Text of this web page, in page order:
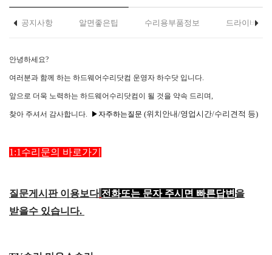
"노트북부서" 1월 임시휴가 안내
2025년 8월 휴가안내입니다.
2024년 한가위 휴일 안내
공지사항 알면좋은팁 수리용부품정보 드라이버
안녕하세요?
여러분과 함께 하는 하드웨어수리닷컴 운영자 하수닷 입니다.
앞으로 더욱 노력하는 하드웨어수리닷컴이 될 것을 약속 드리며,
찾아 주셔서 감사합니다. ▶자주하는질문 (위치안내/영업시간/수리견적 등)
1:1수리문의 바로가기
질문게시판 이용보다 전화또는 문자 주시면 빠른답변 을
받을수 있습니다.